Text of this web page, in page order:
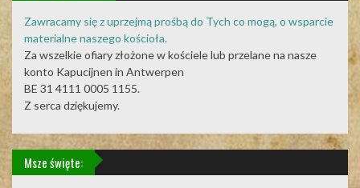
Zawracamy się z uprzejmą prośbą do Tych co mogą, o wsparcie
materialne naszego kościoła.
Za wszelkie ofiary złożone w kościele lub przelane na nasze
konto Kapucijnen in Antwerpen
BE 31 4111 0005 1155.
Z serca dziękujemy.
Msze święte: